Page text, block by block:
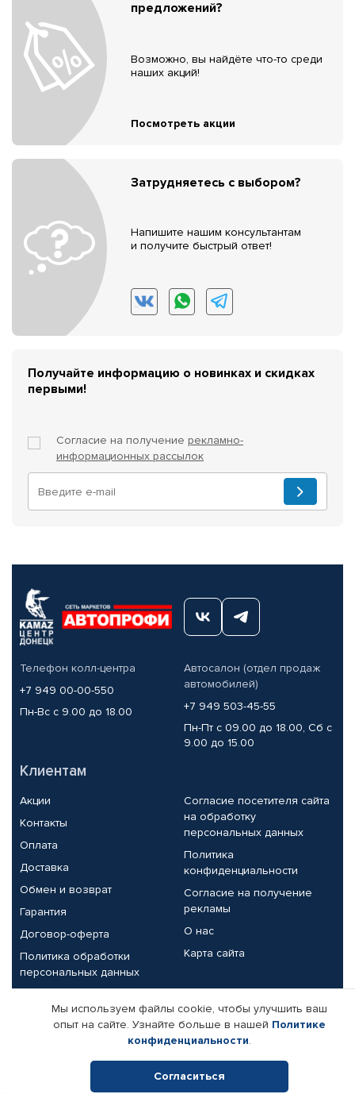
предложений?
Возможно, вы найдёте что-то среди
наших акций!
Посмотреть акции
Затрудняетесь с выбором?
Напишите нашим консультантам
и получите быстрый ответ!
Получайте информацию о новинках и скидках
первыми!
Согласие на получение рекламно-
информационных рассылок
Телефон колл-центра
+7 949 00-00-550
Пн-Вс с 9.00 до 18.00
Автосалон (отдел продаж
автомобилей)
+7 949 503-45-55
Пн-Пт с 09.00 до 18.00, Сб с
9.00 до 15.00
Клиентам
Акции
Контакты
Оплата
Доставка
Обмен и возврат
Гарантия
Договор-оферта
Политика обработки
персональных данных
Согласие посетителя сайта
на обработку
персональных данных
Политика
конфиденциальности
Согласие на получение
рекламы
О нас
Карта сайта
Партнерам
Корпоративным клиентам
Поставщикам
Реквизиты компании
Мы используем файлы cookie, чтобы улучшить ваш
опыт на сайте. Узнайте больше в нашей Политике
конфиденциальности.
Согласиться